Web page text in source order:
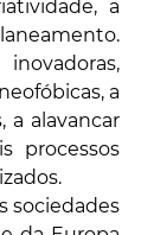
a
a
a alavancar
processos
sociedades